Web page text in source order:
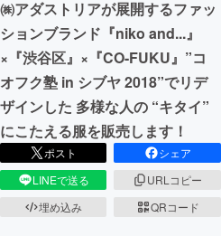
まちづくり・地域活性化
CAMPFIRE for Social Good
CAMPFIREふるさと納税
㈱アダストリアが展開するファッ
ションブランド『niko and...』
×『渋谷区』×『CO-FUKU』”コ
オフク塾 in シブヤ 2018”でリデ
ザインした 多様な人の “キタイ”
にこたえる服を販売します！
ポスト
シェア
LINEで送る
URLコピー
埋め込み
QRコード